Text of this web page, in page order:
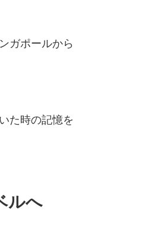
ガポールから
た時の記憶を
ルへ